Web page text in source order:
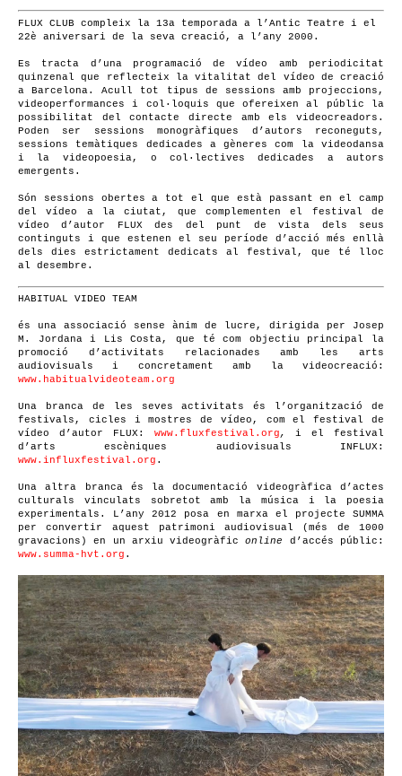
FLUX CLUB compleix la 13a temporada a l’Antic Teatre i el
22è aniversari de la seva creació, a l’any 2000.
Es tracta d’una programació de vídeo amb periodicitat
quinzenal que reflecteix la vitalitat del vídeo de creació
a Barcelona. Acull tot tipus de sessions amb projeccions,
videoperformances i col·loquis que ofereixen al públic la
possibilitat del contacte directe amb els videocreadors.
Poden ser sessions monogràfiques d’autors reconeguts,
sessions temàtiques dedicades a gèneres com la videodansa
i la videopoesia, o col·lectives dedicades a autors
emergents.
Són sessions obertes a tot el que està passant en el camp
del vídeo a la ciutat, que complementen el festival de
vídeo d’autor FLUX des del punt de vista dels seus
continguts i que estenen el seu període d’acció més enllà
dels dies estrictament dedicats al festival, que té lloc
al desembre.
HABITUAL VIDEO TEAM
és una associació sense ànim de lucre, dirigida per Josep
M. Jordana i Lis Costa, que té com objectiu principal la
promoció d’activitats relacionades amb les arts
audiovisuals i concretament amb la videocreació:
www.habitualvideoteam.org
Una branca de les seves activitats és l’organització de
festivals, cicles i mostres de vídeo, com el festival de
vídeo d’autor FLUX:
www.fluxfestival.org,i el festival
d’arts escèniques audiovisuals INFLUX:
www.influxfestival.org .
Una altra branca és la documentació videogràfica d’actes
culturals vinculats sobretot amb la música i la poesia
experimentals. L’any 2012 posa en marxa el projecte SUMMA
per convertir aquest patrimoni audiovisual (més de 1000
gravacions) en un arxiu videogràficonline
d’accés públic:
www.summa-hvt.org .